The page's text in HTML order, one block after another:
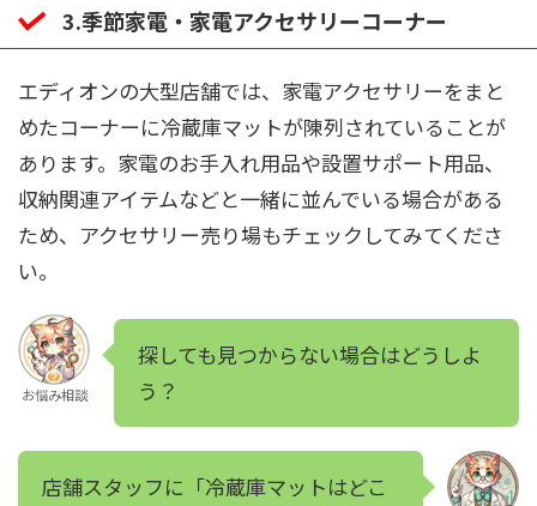
3.季節家電・家電アクセサリーコーナー
エディオンの大型店舗では、家電アクセサリーをまと
めたコーナーに冷蔵庫マットが陳列されていることが
あります。家電のお手入れ用品や設置サポート用品、
収納関連アイテムなどと一緒に並んでいる場合がある
ため、アクセサリー売り場もチェックしてみてくださ
い。
お悩み相談
探しても見つからない場合はどうしよ
う？
店舗スタッフに「冷蔵庫マットはどこ